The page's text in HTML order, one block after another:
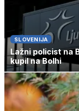
SLOVENIJA
Lažni policist na
kupil na Bolhi